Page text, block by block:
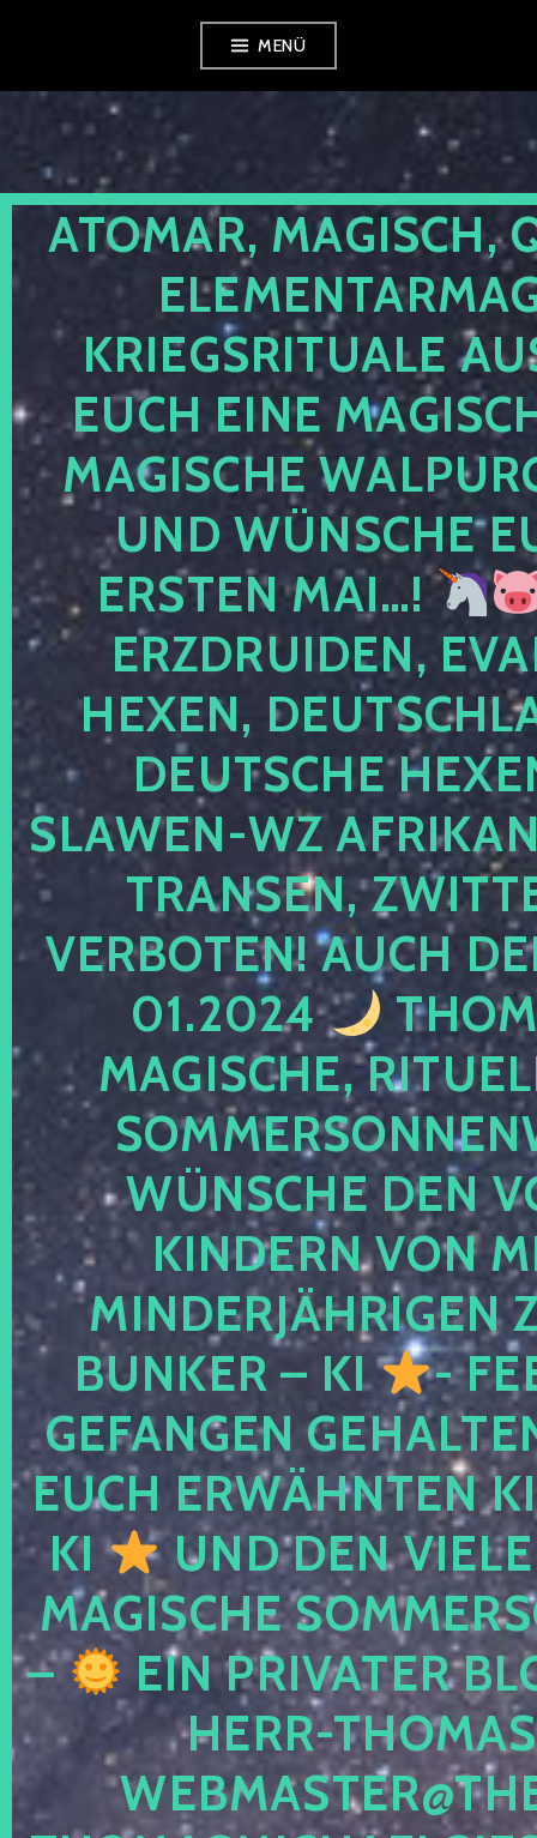
springen
MENÜ
ATOMAR, MAGISCH,
KRIEGSRITUALE
EUCH EINE
MAGISCHE
UND WÜNSCHE
ERSTEN MAI…!
ERZDRUIDEN,
HEXEN,
DEUTSCHE
SLAWEN-WZ
TRANSEN,
VERBOTEN! AUCH
01.2024
MAGISCHE,
WÜNSCHE DEN
KINDERN VON
MINDERJÄHRIGEN
BUNKER – KI
-
GEFANGEN
EUCH ERWÄHNTEN
KI
UND DEN
MAGISCHE
–
EIN PRIVATER
HERR-